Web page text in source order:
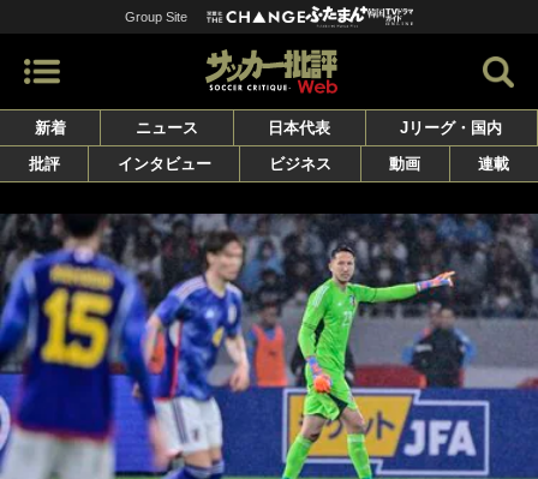
Group Site
新着 ニュース 日本代表
Jリーグ・国内
批評
インタビュー ビジネス 動画 連載